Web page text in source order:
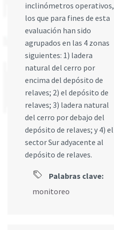
inclinómetros operativos,
los que para fines de esta
evaluación han sido
agrupados en las 4 zonas
siguientes: 1) ladera
natural del cerro por
encima del depósito de
relaves; 2) el depósito de
relaves; 3) ladera natural
del cerro por debajo del
depósito de relaves; y 4) el
sector Sur adyacente al
depósito de relaves.
Palabras clave:
monitoreo